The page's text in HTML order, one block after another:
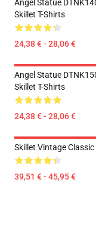
Angel Statue
Skillet T-Shirts
24,38 € - 28,06 €
Angel Statue
Skillet T-Shirts
24,38 € - 28,06 €
Skillet Vintage
39,51 € - 45,95 €